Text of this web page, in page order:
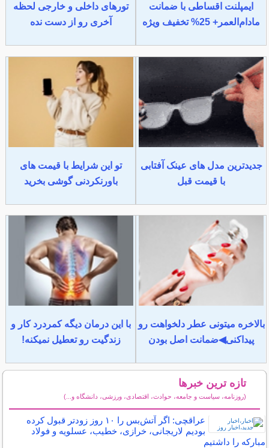
ایمپلنت اقساطی با ضمانت
مادام‌العمر+ 25% تخفیف ویژه
تورهای داخلی و خارجی لحظه
آخری رو از دست نده
جدیدترین مدل های عینک آفتابی
با قیمت قبل
تو این شرایط با قیمت های
باورنکردنی گوشی بخرید
بالاخره میتونی عطر دلخواهت رو
پیداکنی◀ضمانت اصل بودن
با این درمان دیگه کمردرد کار و
زندگیت رو تعطیل نمیکنه!
تازه ترین خبرها
(روزنامه، سیاست و جامعه، حوادث، اقتصادی، ورزشی، دانشگاه و...)
عراقچی: اگر آتش‌بس را ۱۰ روز زودتر قبول کرده
بودیم لاریجانی، خرازی، خطیب، عسلویه و فولاد
مبارکه را داشتیم